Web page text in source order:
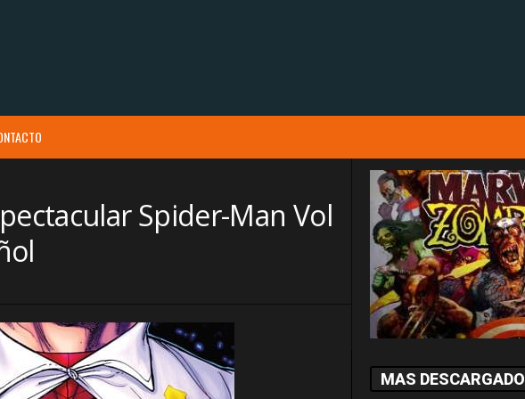
Spider-Man Vol
MAS DESCARGADO